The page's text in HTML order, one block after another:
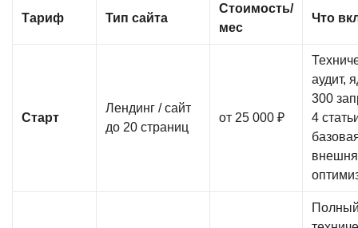
Тариф Тип сайта
Стоимость/
мес
Что
Старт
Лендинг / сайт
до 20 страниц
от 25 000 ₽
аудит,
300
4